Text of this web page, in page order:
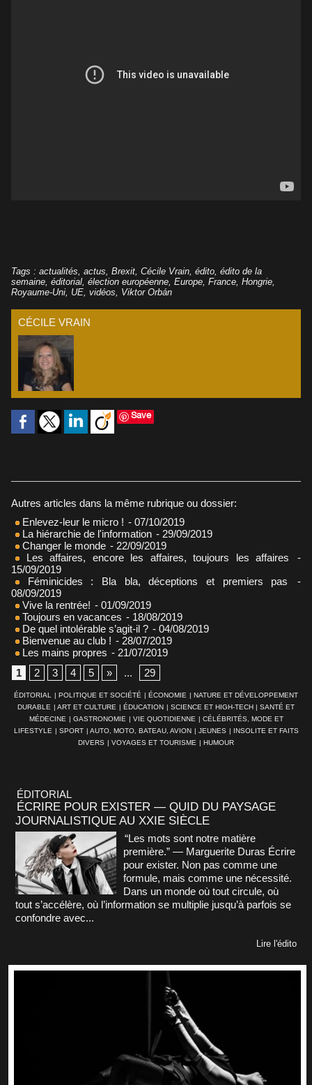
Tags : actualités, actus, Brexit, Cécile Vrain, édito, édito de la
semaine, éditorial, élection européenne, Europe, France, Hongrie,
Royaume-Uni, UE, vidéos, Viktor Orbán
CÉCILE VRAIN
Save
Autres articles dans la même rubrique ou dossier:
Enlevez-leur le micro ! - 07/10/2019
La hiérarchie de l'information - 29/09/2019
Changer le monde - 22/09/2019
Les affaires, encore les affaires, toujours les affaires
-
15/09/2019
Féminicides : Bla bla, déceptions et premiers pas
-
08/09/2019
Vive la rentrée! - 01/09/2019
Toujours en vacances - 18/08/2019
De quel intolérable s’agit-il ? - 04/08/2019
Bienvenue au club ! - 28/07/2019
Les mains propres - 21/07/2019
1
2 3 4 5 » ... 29
ÉDITORIAL | POLITIQUE ET SOCIÉTÉ | ÉCONOMIE | NATURE ET DÉVELOPPEMENT
DURABLE | ART ET CULTURE | ÉDUCATION | SCIENCE ET HIGH-TECH | SANTÉ ET
MÉDECINE | GASTRONOMIE | VIE QUOTIDIENNE | CÉLÉBRITÉS, MODE ET
LIFESTYLE | SPORT | AUTO, MOTO, BATEAU, AVION | JEUNES | INSOLITE ET FAITS
DIVERS | VOYAGES ET TOURISME | HUMOUR
ÉDITORIAL
ÉCRIRE POUR EXISTER — QUID DU PAYSAGE
JOURNALISTIQUE AU XXIE SIÈCLE
“Les mots sont notre matière
première.” — Marguerite Duras Écrire
pour exister. Non pas comme une
formule, mais comme une nécessité.
Dans un monde où tout circule, où
tout s’accélère, où l’information se multiplie jusqu’à parfois se
confondre avec...
Lire l'édito